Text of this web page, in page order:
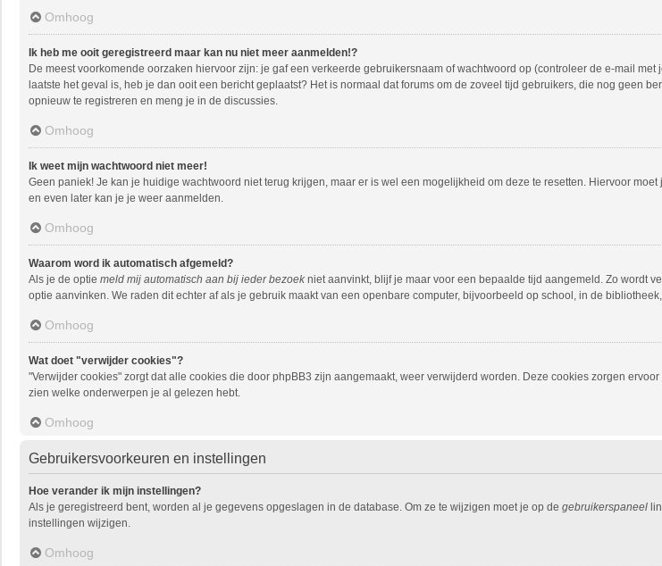
Omhoog
Ik heb me ooit geregistreerd maar kan nu niet meer aanmelden!?
De meest voorkomende oorzaken hiervoor zijn: je gaf een verkeerde gebruikersnaam of wachtwoord op (controleer de e-mail
laatste het geval is, heb je dan ooit een bericht geplaatst? Het is normaal dat forums om de zoveel tijd gebruikers, die nog geen
opnieuw te registreren en meng je in de discussies.
Omhoog
Ik weet mijn wachtwoord niet meer!
Geen paniek! Je kan je huidige wachtwoord niet terug krijgen, maar er is wel een mogelijkheid om deze te resetten. Hiervoor
en even later kan je je weer aanmelden.
Omhoog
Waarom word ik automatisch afgemeld?
Als je de optie meld mij automatisch aan bij ieder bezoek niet aanvinkt, blijf je maar voor een bepaalde tijd aangemeld. Zo wordt
optie aanvinken. We raden dit echter af als je gebruik maakt van een openbare computer, bijvoorbeeld op school, in de
Omhoog
Wat doet "verwijder cookies"?
"Verwijder cookies" zorgt dat alle cookies die door phpBB3 zijn aangemaakt, weer verwijderd worden. Deze cookies zorgen
zien welke onderwerpen je al gelezen hebt.
Omhoog
Gebruikersvoorkeuren en instellingen
Hoe verander ik mijn instellingen?
Als je geregistreerd bent, worden al je gegevens opgeslagen in de database. Om ze te wijzigen moet je op de gebruikerspaneel
instellingen wijzigen.
Omhoog